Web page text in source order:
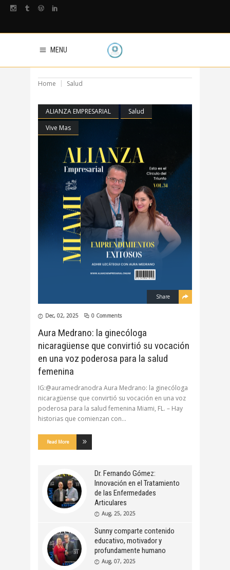
MENU
Home Salud
ALIANZA EMPRESARIAL
Salud
Vive Mas
Share
Dec, 02, 2025 0 Comments
Aura Medrano: la ginecóloga
nicaragüense que convirtió su vocación
en una voz poderosa para la salud
femenina
IG:@auramedranodra Aura Medrano: la ginecóloga
nicaragüense que convirtió su vocación en una voz
poderosa para la salud femenina Miami, FL. – Hay
historias que comienzan con
Read More
Dr. Fernando Gómez:
Innovación en el Tratamiento
de las Enfermedades
Articulares
Aug, 25, 2025
Sunny comparte contenido
educativo, motivador y
profundamente humano
Aug, 07, 2025